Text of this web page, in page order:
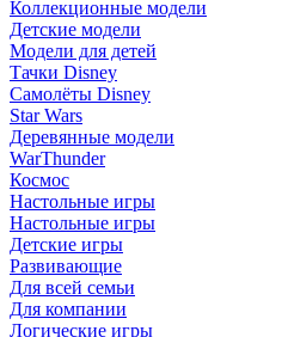
Коллекционные модели
Детские модели
Модели для детей
Тачки Disney
Самолёты Disney
Star Wars
Деревянные модели
WarThunder
Космос
Настольные игры
Настольные игры
Детские игры
Развивающие
Для всей семьи
Для компании
Логические игры